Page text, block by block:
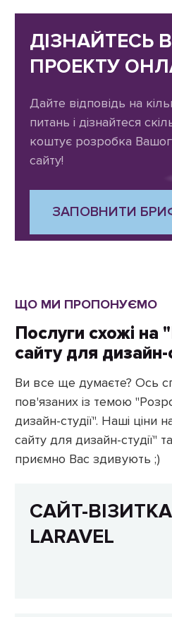
ДІЗНАЙТЕСЬ
ПРОЕКТУ
Дайте відповідь на
питань і дізнайтеся
коштує розробка
сайту!
ЗАПОВНИТИ
ЩО МИ ПРОПОНУЄМО
Послуги схожі на
сайту для дизайн-
Ви все ще думаєте? Ось
пов'язаних із темою
дизайн-студії". Наші ціни
сайту для дизайн-студії"
приємно Вас здивують ;)
САЙТ-
LARAVEL